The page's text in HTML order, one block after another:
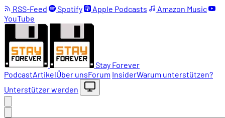
RSS-Feed Spotify Apple Podcasts
Amazon Music
YouTube
Stay Forever
PodcastArtikelÜber unsForum InsiderWarum unterstützen?
Unterstützer werden